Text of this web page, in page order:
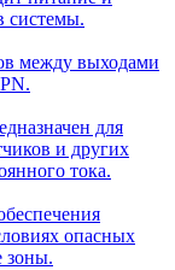
системы.
между выходами
для
и других
тока.
опасных
зоны.